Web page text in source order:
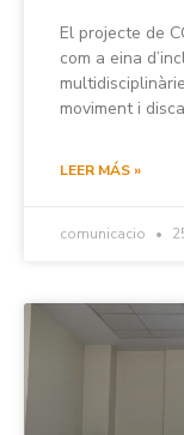
El projecte de
com a eina
moviment i
LEER MÁS »
comunicacio